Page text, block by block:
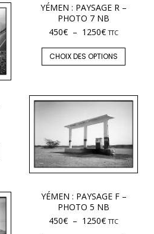
YÉMEN : PAYSAGE R –
PHOTO 7 NB
450€ – 1250€ TTC
CHOIX DES OPTIONS
YÉMEN : PAYSAGE F –
PHOTO 5 NB
450€ – 1250€ TTC